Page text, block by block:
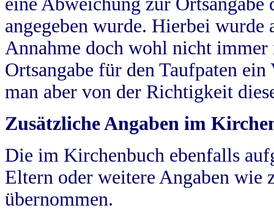
angegeben wurde. Hierbei wurde
Annahme doch wohl nicht
Ortsangabe für den Taufpaten
man aber von der Richtigkeit
Zusätzliche Angaben im
Die im Kirchenbuch ebenfalls
Eltern oder weitere Angaben wie
übernommen.